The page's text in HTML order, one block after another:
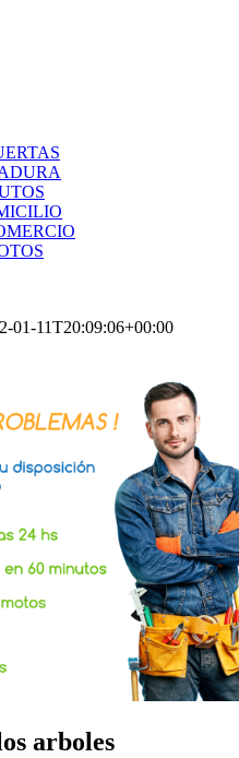
01-11T20:09:06+00:00
arboles